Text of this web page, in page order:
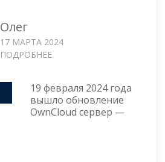
Олег
17 МАРТА 2024
ПОДРОБНЕЕ
—
10.14
19 февраля 2024 года
вышло обновление
OwnCloud сервер —